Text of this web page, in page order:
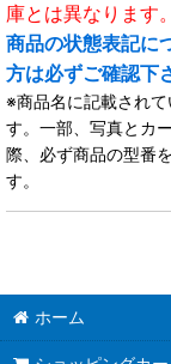
庫とは異なります。
商品の状態表記に
方は必ずご確認下
※商品名に記載され
す。一部、写真とカ
際、必ず商品の型番
す。
ホーム